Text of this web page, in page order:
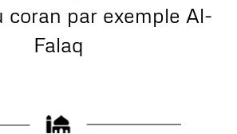
coran par exemple Al-
Falaq